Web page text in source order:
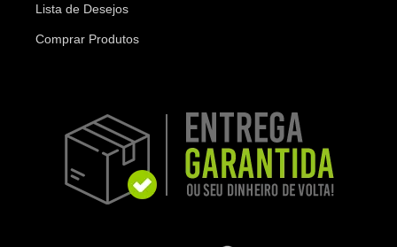
Lista de Desejos
Comprar Produtos